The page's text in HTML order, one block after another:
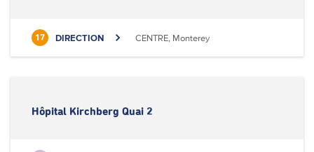
17 DIRECTION CENTRE, Monterey
Hôpital Kirchberg Quai 2